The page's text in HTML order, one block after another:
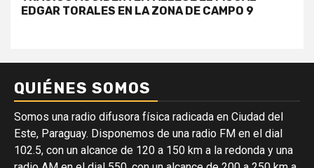
EDGAR TORALES EN LA ZONA DE CAMPO 9
QUIÉNES SOMOS
Somos una radio difusora física radicada en Ciudad del
Este, Paraguay. Disponemos de una radio FM en el dial
102.5, con un alcance de 120 a 150 km a la redonda y una